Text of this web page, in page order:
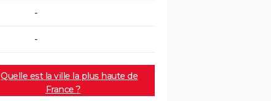
-
-
Quelle est la ville la plus haute de
France ?